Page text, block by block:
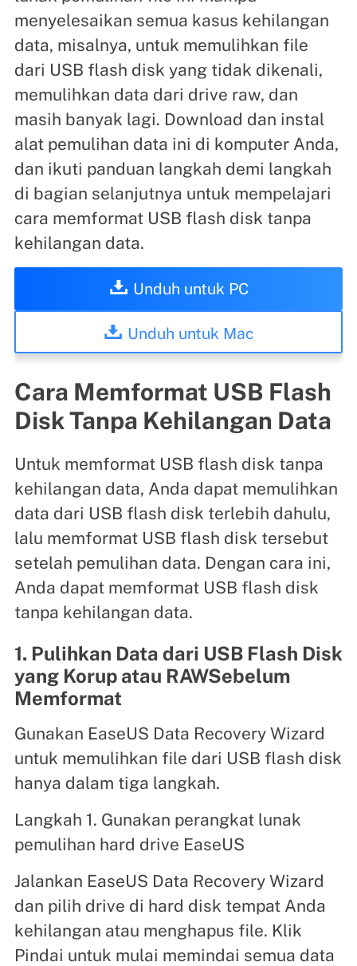
menyelesaikan semua kasus kehilangan
data, misalnya, untuk memulihkan file
dari USB flash disk yang tidak dikenali,
memulihkan data dari drive raw, dan
masih banyak lagi. Download dan instal
alat pemulihan data ini di komputer Anda,
dan ikuti panduan langkah demi langkah
di bagian selanjutnya untuk mempelajari
cara memformat USB flash disk tanpa
kehilangan data.
Unduh untuk PC
Unduh untuk Mac
Cara Memformat USB Flash
Disk Tanpa Kehilangan Data
Untuk memformat USB flash disk tanpa
kehilangan data, Anda dapat memulihkan
data dari USB flash disk terlebih dahulu,
lalu memformat USB flash disk tersebut
setelah pemulihan data. Dengan cara ini,
Anda dapat memformat USB flash disk
tanpa kehilangan data.
1. Pulihkan Data dari USB Flash Disk
yang Korup atau RAWSebelum
Memformat
Gunakan EaseUS Data Recovery Wizard
untuk memulihkan file dari USB flash disk
hanya dalam tiga langkah.
Langkah 1. Gunakan perangkat lunak
pemulihan hard drive EaseUS
Jalankan EaseUS Data Recovery Wizard
dan pilih drive di hard disk tempat Anda
kehilangan atau menghapus file. Klik
Pindai untuk mulai memindai semua data